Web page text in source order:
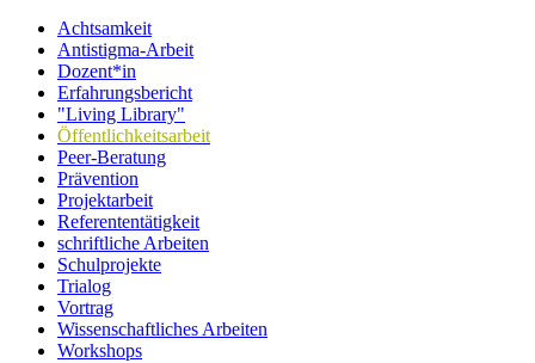
Achtsamkeit
Antistigma-Arbeit
Dozent*in
Erfahrungsbericht
"Living Library"
Öffentlichkeitsarbeit
Peer-Beratung
Prävention
Projektarbeit
Referententätigkeit
schriftliche Arbeiten
Schulprojekte
Trialog
Vortrag
Wissenschaftliches Arbeiten
Workshops